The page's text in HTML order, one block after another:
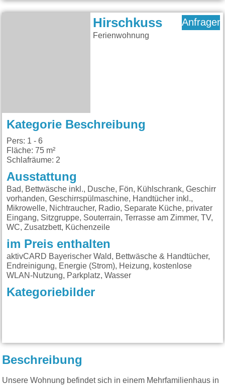
Hirschkuss
Ferienwohnung
Anfragen
Kategorie Beschreibung
Pers: 1 - 6
Fläche: 75 m²
Schlafräume: 2
Ausstattung
Bad, Bettwäsche inkl., Dusche, Fön, Kühlschrank, Geschirr
vorhanden, Geschirrspülmaschine, Handtücher inkl.,
Mikrowelle, Nichtraucher, Radio, Separate Küche, privater
Eingang, Sitzgruppe, Souterrain, Terrasse am Zimmer, TV,
WC, Zusatzbett, Küchenzeile
im Preis enthalten
aktivCARD Bayerischer Wald, Bettwäsche & Handtücher,
Endreinigung, Energie (Strom), Heizung, kostenlose
WLAN-Nutzung, Parkplatz, Wasser
Kategoriebilder
Beschreibung
Unsere Wohnung befindet sich in einem Mehrfamilienhaus in